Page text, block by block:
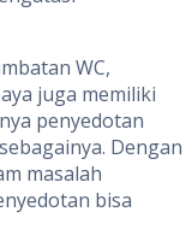
WC,
juga memiliki
penyedotan
Dengan
masalah
bisa